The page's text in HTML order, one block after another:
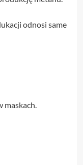
odnosi same